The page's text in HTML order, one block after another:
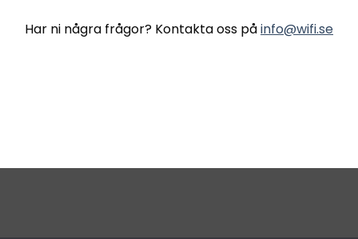
Har ni några frågor? Kontakta oss påinfo@wifi.se